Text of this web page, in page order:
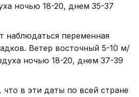
ночью 18-20, днем 35-37
наблюдаться переменная
Ветер восточный 5-10 м/
ночью 18-20, днем 37-39
что в эти даты по всей стране